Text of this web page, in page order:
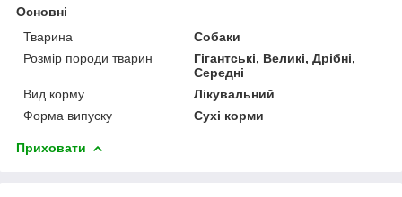
Основні
Тварина
Собаки
Розмір породи тварин
Гігантські, Великі, Дрібні,
Середні
Вид корму
Лікувальний
Форма випуску
Сухі корми
Приховати